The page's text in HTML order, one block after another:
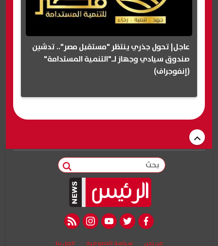
عاجل| تحول جذري ينتظر "مستقبل مصر".. تدشين
صندوق سيادي وجهاز لـ"التنمية المستدامة"
(إنفوجراف)
بحث
facebook
twitter
youtube
instagram
rss feed
من نحن سياسة الخصوصية اتصل بنا